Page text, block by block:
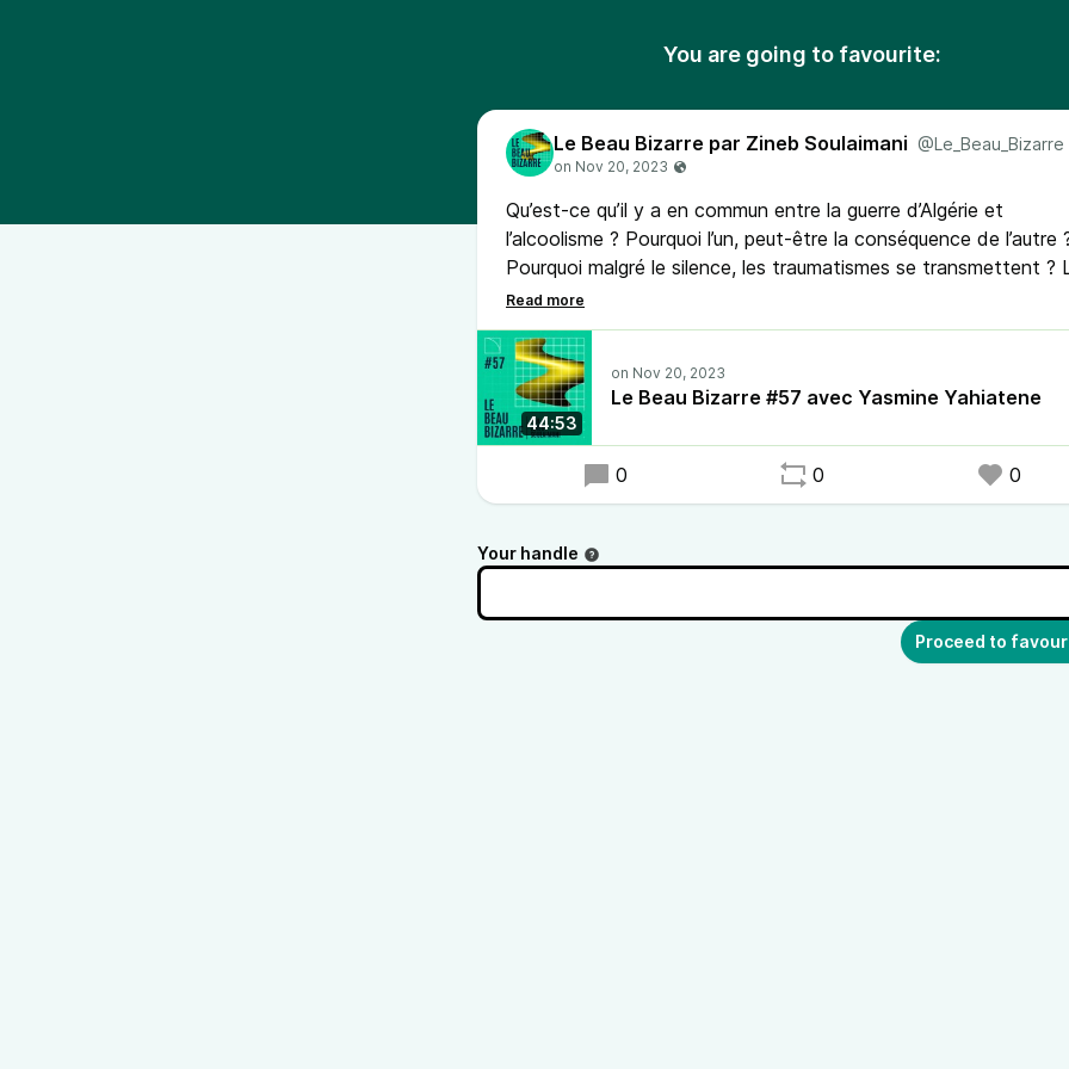
You are going to favourite:
Le Beau Bizarre par Zineb Soulaimani @Le_Beau_Bizarre
Qu’est-ce qu’il y a en commun entre la guerre d’Algérie et
l’alcoolisme ? Pourquoi l’un, peut-être la conséquence de l’autre
Pourquoi malgré le silence, les traumatismes se transmettent ?
réparation est-elle possible ? Et par quoi elle passe ? Alors
vient de la vidéo et de la peinture, c’est sur un plateau du
que Yasmine Yahiatène suggère ces questions. Et elle est mon
invitée dans le 57ème épisode du beau bizarre !
44:53
Le Beau Bizarre #57 avec Yasmine Yahiatene
0 0 0
Your handle
Proceed to